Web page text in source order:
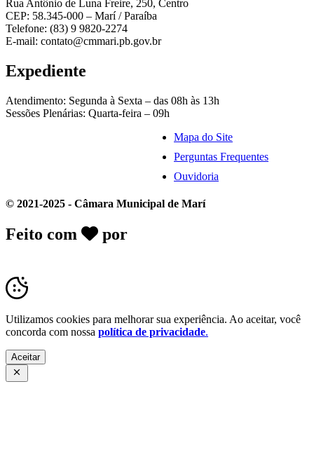
Rua Antônio de Luna Freire, 250, Centro
CEP: 58.345-000 – Marí / Paraíba
Telefone: (83) 9 9820-2274
E-mail: contato@cmmari.pb.gov.br
Expediente
Atendimento: Segunda à Sexta – das 08h às 13h
Sessões Plenárias: Quarta-feira – 09h
Mapa do Site
Perguntas Frequentes
Ouvidoria
© 2021-2025 - Câmara Municipal de Marí
Feito com por
Utilizamos cookies para melhorar sua experiência. Ao aceitar, você
concorda com nossa política de privacidade.
Aceitar